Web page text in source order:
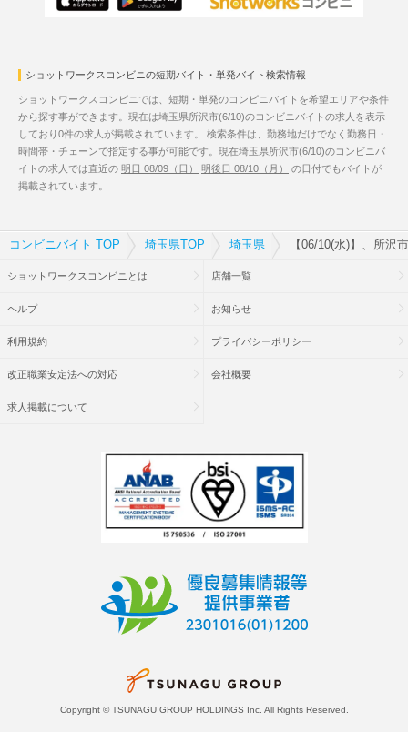
ショットワークスコンビニの短期バイト・単発バイト検索情報
ショットワークスコンビニでは、短期・単発のコンビニバイトを希望エリアや条件
から探す事ができます。現在は埼玉県所沢市(6/10)のコンビニバイトの求人を表示
しており0件の求人が掲載されています。 検索条件は、勤務地だけでなく勤務日・
時間帯・チェーンで指定する事が可能です。現在埼玉県所沢市(6/10)のコンビニバ
イトの求人では直近の 明日 08/09（日） 明後日 08/10（月）
の日付でもバイトが
掲載されています。
コンビニバイト TOP 埼玉県TOP 埼玉県 【06/10(水)】、所沢
ショットワークスコンビニとは 店舗一覧
ヘルプ お知らせ
利用規約 プライバシーポリシー
改正職業安定法への対応 会社概要
求人掲載について
Copyright © TSUNAGU GROUP HOLDINGS Inc. All Rights Reserved.